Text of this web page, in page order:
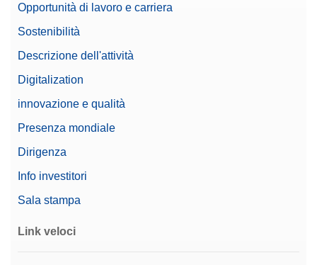
Opportunità di lavoro e carriera
Sostenibilità
Descrizione dell'attività
Digitalization
innovazione e qualità
Presenza mondiale
Dirigenza
Info investitori
Sala stampa
Link veloci